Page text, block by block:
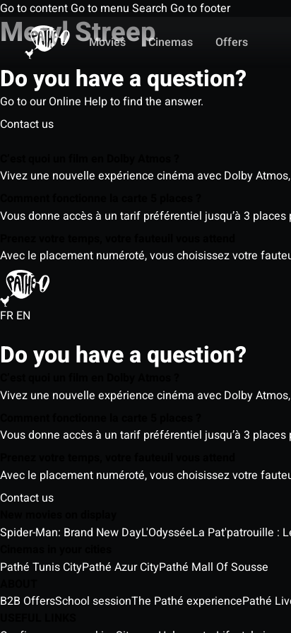
Go to content Go to menu Search Go to footer
Movies
Cinemas Offers
Meryl Streep
Do you have a question?
Go to our Online Help to find the answer.
Contact us
Vivez une nouvelle expérience cinéma avec Dolby
Vous donne accès à un tarif préférentiel jusqu’à 3
Avec le placement numéroté, vous choisissez votre
FR EN
Do you have a question?
Vivez une nouvelle expérience cinéma avec Dolby
Vous donne accès à un tarif préférentiel jusqu’à 3
Avec le placement numéroté, vous choisissez votre
Contact us
Spider-Man: Brand New DayL'OdysséeLa Pat'patrouille :
Pathé Tunis CityPathé Azur CityPathé Mall Of Sousse
B2B OffersSchool sessionThe Pathé experiencePathé